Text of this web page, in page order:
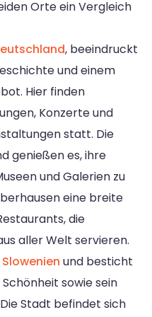
Orte ein Vergleich
, beeindruckt
und einem
Hier finden
Konzerte und
statt. Die
genießen es, ihre
und Galerien zu
eine breite
die
aller Welt servieren.
Slowenien und besticht
sowie sein
Stadt befindet sich